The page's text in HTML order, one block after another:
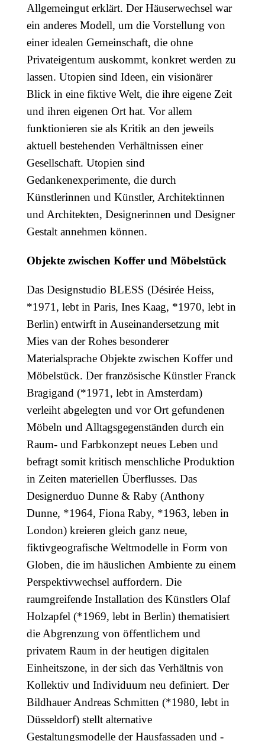
Allgemeingut erklärt. Der Häuserwechsel war
ein anderes Modell, um die Vorstellung von
einer idealen Gemeinschaft, die ohne
Privateigentum auskommt, konkret werden zu
lassen. Utopien sind Ideen, ein visionärer
Blick in eine fiktive Welt, die ihre eigene Zeit
und ihren eigenen Ort hat. Vor allem
funktionieren sie als Kritik an den jeweils
aktuell bestehenden Verhältnissen einer
Gesellschaft. Utopien sind
Gedankenexperimente, die durch
Künstlerinnen und Künstler, Architektinnen
und Architekten, Designerinnen und Designer
Gestalt annehmen können.
Objekte zwischen Koffer und Möbelstück
Das Designstudio BLESS (Désirée Heiss,
*1971, lebt in Paris, Ines Kaag, *1970, lebt in
Berlin) entwirft in Auseinandersetzung mit
Mies van der Rohes besonderer
Materialsprache Objekte zwischen Koffer und
Möbelstück. Der französische Künstler Franck
Bragigand (*1971, lebt in Amsterdam)
verleiht abgelegten und vor Ort gefundenen
Möbeln und Alltagsgegenständen durch ein
Raum- und Farbkonzept neues Leben und
befragt somit kritisch menschliche Produktion
in Zeiten materiellen Überflusses. Das
Designerduo Dunne & Raby (Anthony
Dunne, *1964, Fiona Raby, *1963, leben in
London) kreieren gleich ganz neue,
fiktivgeografische Weltmodelle in Form von
Globen, die im häuslichen Ambiente zu einem
Perspektivwechsel auffordern. Die
raumgreifende Installation des Künstlers Olaf
Holzapfel (*1969, lebt in Berlin) thematisiert
die Abgrenzung von öffentlichem und
privatem Raum in der heutigen digitalen
Einheitszone, in der sich das Verhältnis von
Kollektiv und Individuum neu definiert. Der
Bildhauer Andreas Schmitten (*1980, lebt in
Düsseldorf) stellt alternative
Gestaltungsmodelle der Hausfassaden und -